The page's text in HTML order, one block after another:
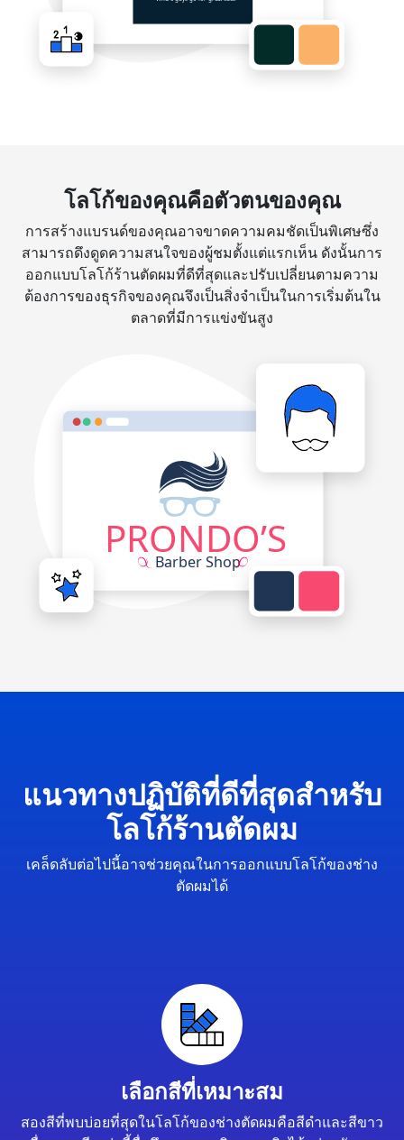
โลโก้ของคุณคือตัวตนของคุณ
การสร้างแบรนด์ของคุณอาจขาดความคมชัดเป็นพิเศษซึ่ง
สามารถดึงดูดความสนใจของผู้ชมตั้งแต่แรกเห็น ดังนั้นการ
ออกแบบโลโก้ร้านตัดผมที่ดีที่สุดและปรับเปลี่ยนตามความ
ต้องการของธุรกิจของคุณจึงเป็นสิ่งจำเป็นในการเริ่มต้นใน
ตลาดที่มีการแข่งขันสูง
แนวทางปฏิบัติที่ดีที่สุดสำหรับ
โลโก้ร้านตัดผม
เคล็ดลับต่อไปนี้อาจช่วยคุณในการออกแบบโลโก้ของช่าง
ตัดผมได้
เลือกสีที่เหมาะสม
สองสีที่พบบ่อยที่สุดในโลโก้ของช่างตัดผมคือสีดำและสีขาว